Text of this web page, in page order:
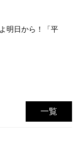
明日から！「平
一覧